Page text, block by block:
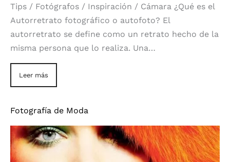
Tips / Fotógrafos / Inspiración / Cámara ¿Qué es el
Autorretrato fotográfico o autofoto? El
autorretrato se define como un retrato hecho de la
misma persona que lo realiza. Una…
Leer más
Fotografía de Moda